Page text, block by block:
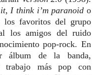
, I think i’m paranoid o
favoritos del grupo
los amigos del ruido
pop-rock. En
álbum de la banda,
trabajo más pop con